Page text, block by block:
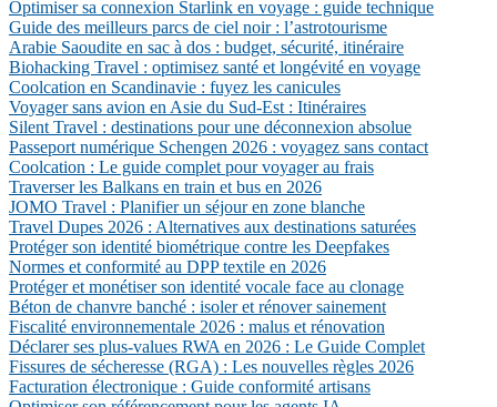
Optimiser sa connexion Starlink en voyage : guide technique
Guide des meilleurs parcs de ciel noir : l’astrotourisme
Arabie Saoudite en sac à dos : budget, sécurité, itinéraire
Biohacking Travel : optimisez santé et longévité en voyage
Coolcation en Scandinavie : fuyez les canicules
Voyager sans avion en Asie du Sud-Est : Itinéraires
Silent Travel : destinations pour une déconnexion absolue
Passeport numérique Schengen 2026 : voyagez sans contact
Coolcation : Le guide complet pour voyager au frais
Traverser les Balkans en train et bus en 2026
JOMO Travel : Planifier un séjour en zone blanche
Travel Dupes 2026 : Alternatives aux destinations saturées
Protéger son identité biométrique contre les Deepfakes
Normes et conformité au DPP textile en 2026
Protéger et monétiser son identité vocale face au clonage
Béton de chanvre banché : isoler et rénover sainement
Fiscalité environnementale 2026 : malus et rénovation
Déclarer ses plus-values RWA en 2026 : Le Guide Complet
Fissures de sécheresse (RGA) : Les nouvelles règles 2026
Facturation électronique : Guide conformité artisans